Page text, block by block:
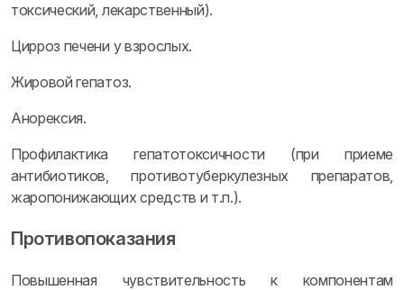
токсический, лекарственный).
Цирроз печени у взрослых.
Жировой гепатоз.
Анорексия.
Профилактика гепатотоксичности (при приеме
антибиотиков, противотуберкулезных препаратов,
жаропонижающих средств и т.п.).
Противопоказания
Повышенная чувствительность к компонентам